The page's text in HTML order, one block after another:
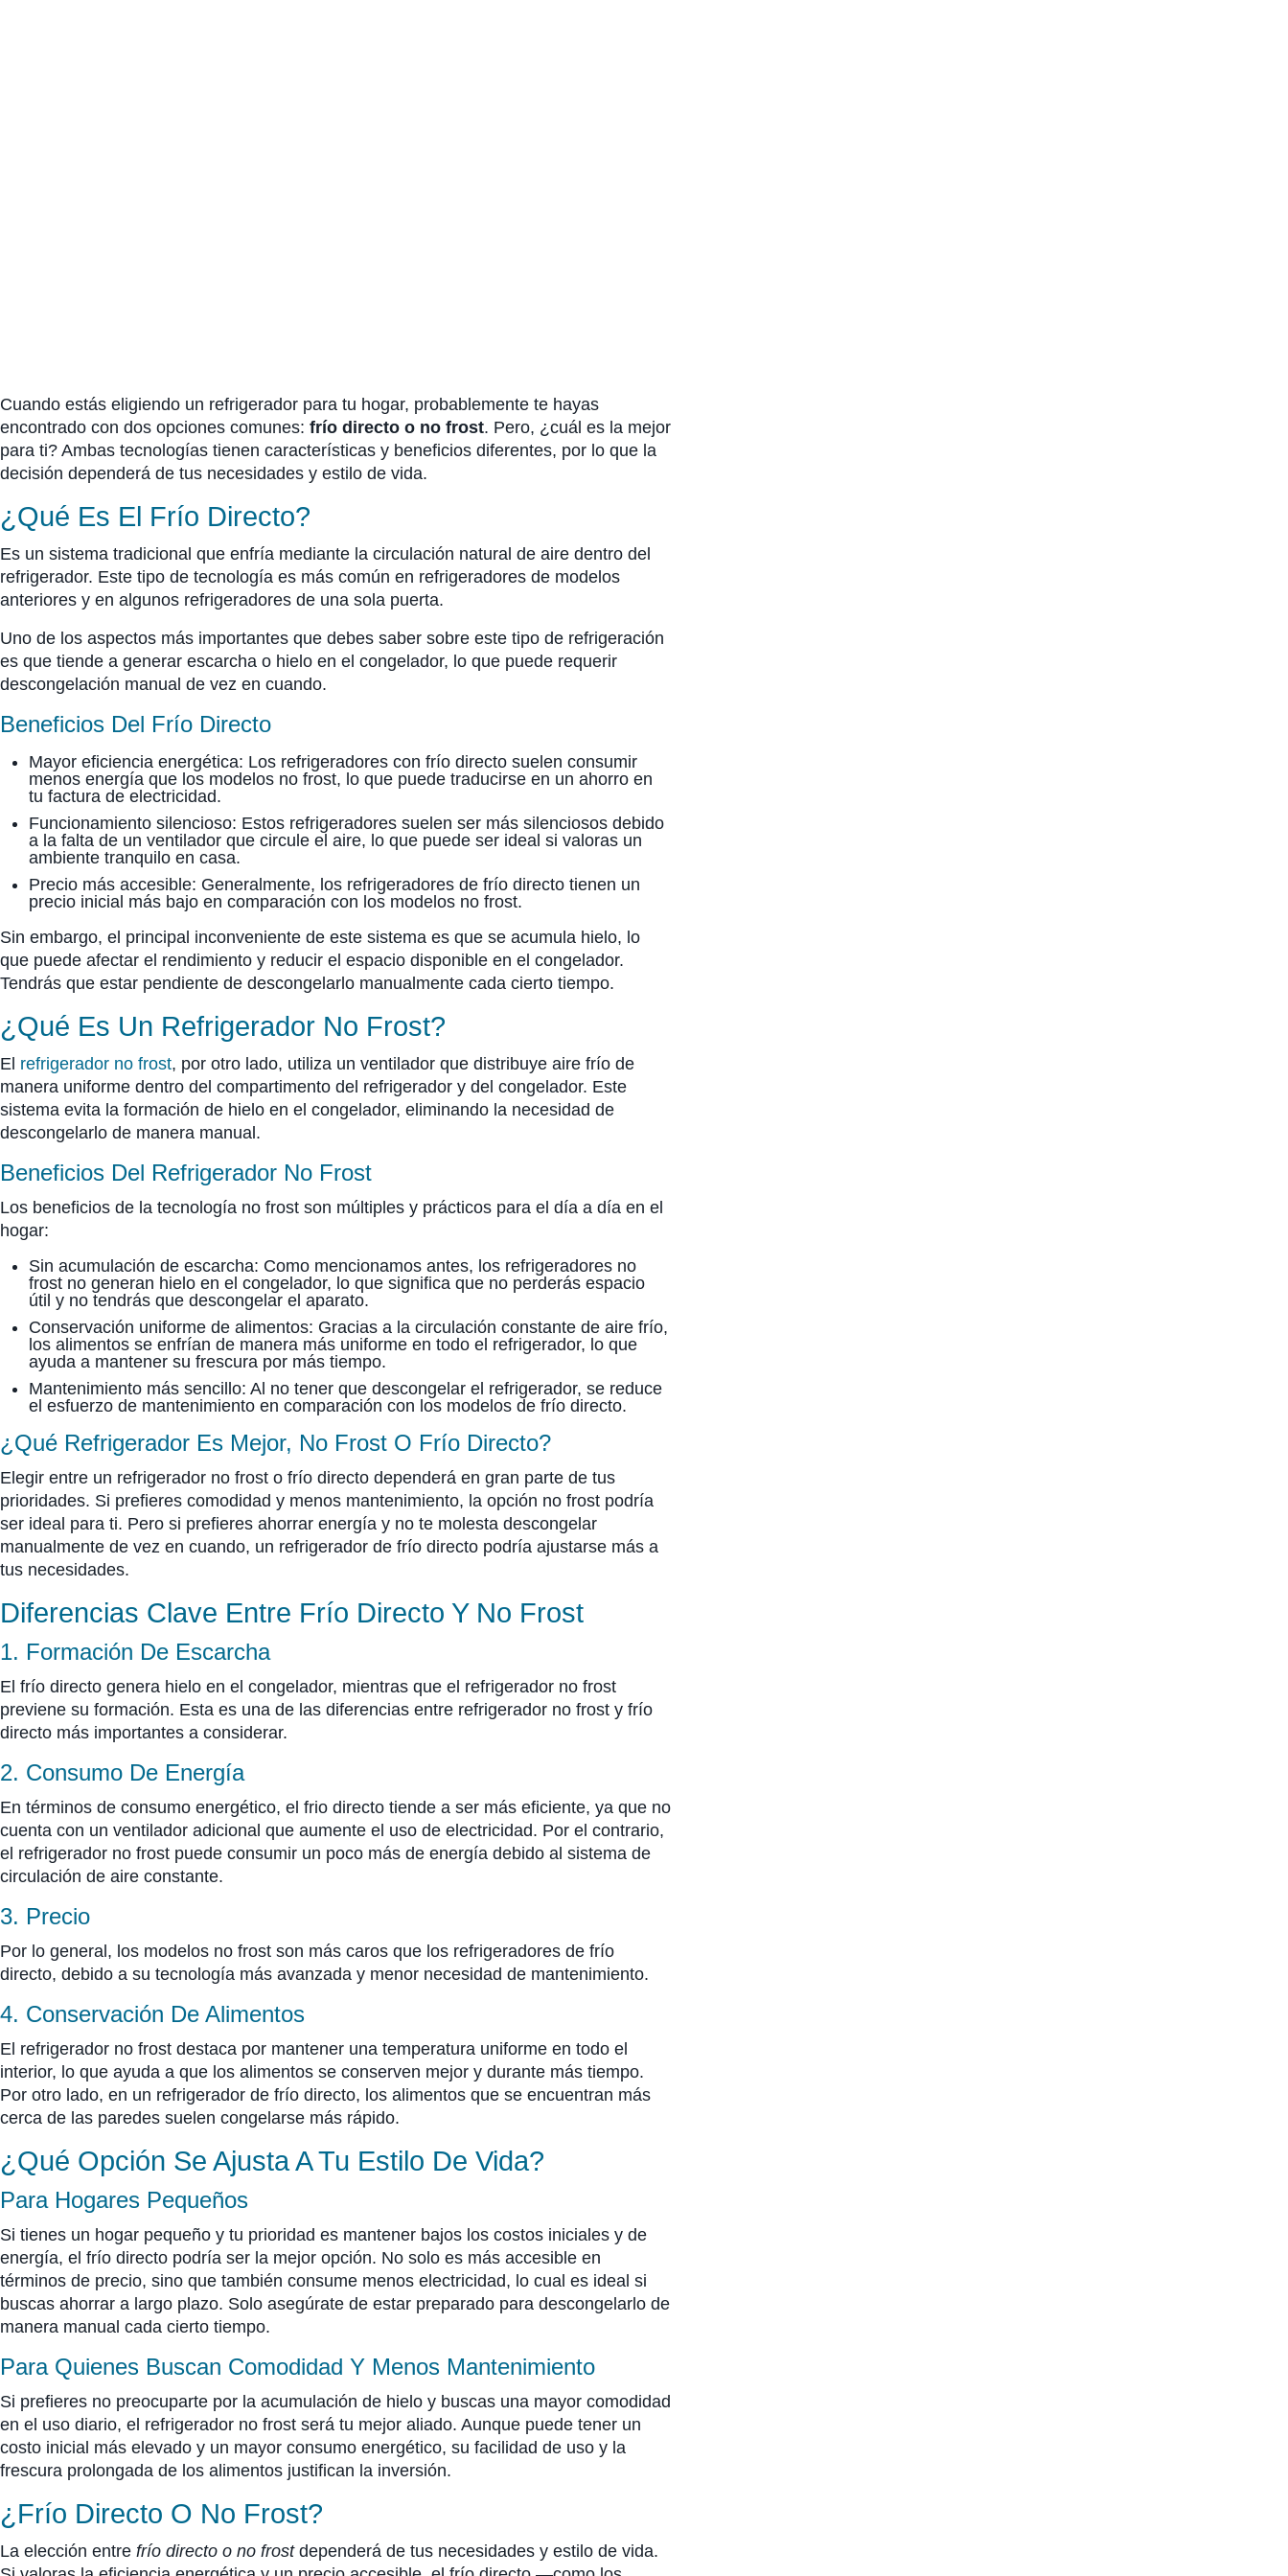
Cuando estás eligiendo un refrigerador para tu hogar, probablemente te hayas
encontrado con dos opciones comunes: frío directo o no frost. Pero, ¿cuál es la mejor
para ti? Ambas tecnologías tienen características y beneficios diferentes, por lo que la
decisión dependerá de tus necesidades y estilo de vida.
¿Qué Es El Frío Directo?
Es un sistema tradicional que enfría mediante la circulación natural de aire dentro del
refrigerador. Este tipo de tecnología es más común en refrigeradores de modelos
anteriores y en algunos refrigeradores de una sola puerta.
Uno de los aspectos más importantes que debes saber sobre este tipo de refrigeración
es que tiende a generar escarcha o hielo en el congelador, lo que puede requerir
descongelación manual de vez en cuando.
Beneficios Del Frío Directo
Mayor eficiencia energética: Los refrigeradores con frío directo suelen consumir
menos energía que los modelos no frost, lo que puede traducirse en un ahorro en
tu factura de electricidad.
Funcionamiento silencioso: Estos refrigeradores suelen ser más silenciosos debido
a la falta de un ventilador que circule el aire, lo que puede ser ideal si valoras un
ambiente tranquilo en casa.
Precio más accesible: Generalmente, los refrigeradores de frío directo tienen un
precio inicial más bajo en comparación con los modelos no frost.
Sin embargo, el principal inconveniente de este sistema es que se acumula hielo, lo
que puede afectar el rendimiento y reducir el espacio disponible en el congelador.
Tendrás que estar pendiente de descongelarlo manualmente cada cierto tiempo.
¿Qué Es Un Refrigerador No Frost?
El refrigerador no frost, por otro lado, utiliza un ventilador que distribuye aire frío de
manera uniforme dentro del compartimento del refrigerador y del congelador. Este
sistema evita la formación de hielo en el congelador, eliminando la necesidad de
descongelarlo de manera manual.
Beneficios Del Refrigerador No Frost
Los beneficios de la tecnología no frost son múltiples y prácticos para el día a día en el
hogar:
Sin acumulación de escarcha: Como mencionamos antes, los refrigeradores no
frost no generan hielo en el congelador, lo que significa que no perderás espacio
útil y no tendrás que descongelar el aparato.
Conservación uniforme de alimentos: Gracias a la circulación constante de aire frío,
los alimentos se enfrían de manera más uniforme en todo el refrigerador, lo que
ayuda a mantener su frescura por más tiempo.
Mantenimiento más sencillo: Al no tener que descongelar el refrigerador, se reduce
el esfuerzo de mantenimiento en comparación con los modelos de frío directo.
¿Qué Refrigerador Es Mejor, No Frost O Frío Directo?
Elegir entre un refrigerador no frost o frío directo dependerá en gran parte de tus
prioridades. Si prefieres comodidad y menos mantenimiento, la opción no frost podría
ser ideal para ti. Pero si prefieres ahorrar energía y no te molesta descongelar
manualmente de vez en cuando, un refrigerador de frío directo podría ajustarse más a
tus necesidades.
Diferencias Clave Entre Frío Directo Y No Frost
1. Formación De Escarcha
El frío directo genera hielo en el congelador, mientras que el refrigerador no frost
previene su formación. Esta es una de las diferencias entre refrigerador no frost y frío
directo más importantes a considerar.
2. Consumo De Energía
En términos de consumo energético, el frio directo tiende a ser más eficiente, ya que no
cuenta con un ventilador adicional que aumente el uso de electricidad. Por el contrario,
el refrigerador no frost puede consumir un poco más de energía debido al sistema de
circulación de aire constante.
3. Precio
Por lo general, los modelos no frost son más caros que los refrigeradores de frío
directo, debido a su tecnología más avanzada y menor necesidad de mantenimiento.
4. Conservación De Alimentos
El refrigerador no frost destaca por mantener una temperatura uniforme en todo el
interior, lo que ayuda a que los alimentos se conserven mejor y durante más tiempo.
Por otro lado, en un refrigerador de frío directo, los alimentos que se encuentran más
cerca de las paredes suelen congelarse más rápido.
¿Qué Opción Se Ajusta A Tu Estilo De Vida?
Para Hogares Pequeños
Si tienes un hogar pequeño y tu prioridad es mantener bajos los costos iniciales y de
energía, el frío directo podría ser la mejor opción. No solo es más accesible en
términos de precio, sino que también consume menos electricidad, lo cual es ideal si
buscas ahorrar a largo plazo. Solo asegúrate de estar preparado para descongelarlo de
manera manual cada cierto tiempo.
Para Quienes Buscan Comodidad Y Menos Mantenimiento
Si prefieres no preocuparte por la acumulación de hielo y buscas una mayor comodidad
en el uso diario, el refrigerador no frost será tu mejor aliado. Aunque puede tener un
costo inicial más elevado y un mayor consumo energético, su facilidad de uso y la
frescura prolongada de los alimentos justifican la inversión.
¿Frío Directo O No Frost?
La elección entre frío directo o no frostdependerá de tus necesidades y estilo de vida.